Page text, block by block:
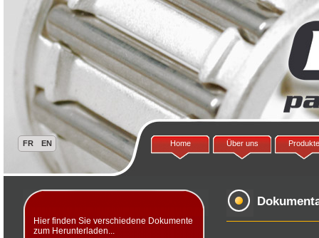
Home Über uns Produkte
Hier finden Sie verschiedene Dokumente
zum Herunterladen...